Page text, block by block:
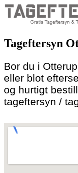
to
content
Tageftersyn
Bor du i
eller blot
og hurtigt
tageftersyn /